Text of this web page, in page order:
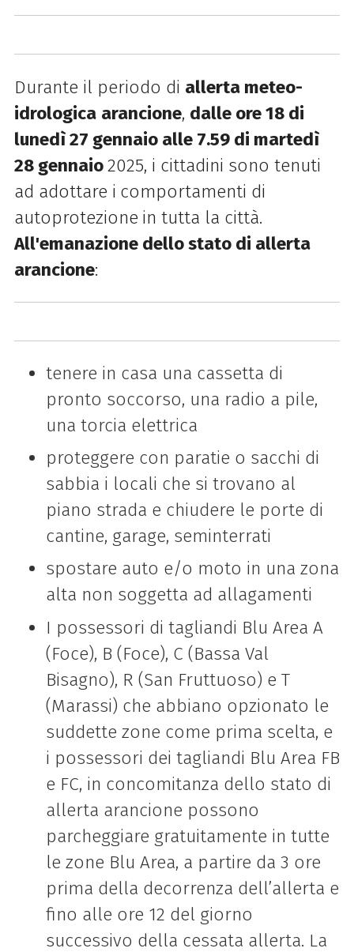
Durante il periodo di allerta meteo-
idrologica arancione, dalle ore 18 di
lunedì 27 gennaio alle 7.59 di martedì
28 gennaio2025, i cittadini sono tenuti
ad adottare i comportamenti di
autoprotezione in tutta la città.
All'emanazione dello stato di allerta
arancione:
tenere in casa una cassetta di
pronto soccorso, una radio a pile,
una torcia elettrica
proteggere con paratie o sacchi di
sabbia i locali che si trovano al
piano strada e chiudere le porte di
cantine, garage, seminterrati
spostare auto e/o moto in una zona
alta non soggetta ad allagamenti
I possessori di tagliandi Blu Area A
(Foce), B (Foce), C (Bassa Val
Bisagno), R (San Fruttuoso) e T
(Marassi) che abbiano opzionato le
suddette zone come prima scelta, e
i possessori dei tagliandi Blu Area FB
e FC, in concomitanza dello stato di
allerta arancione possono
parcheggiare gratuitamente in tutte
le zone Blu Area, a partire da 3 ore
prima della decorrenza dell’allerta e
fino alle ore 12 del giorno
successivo della cessata allerta. La